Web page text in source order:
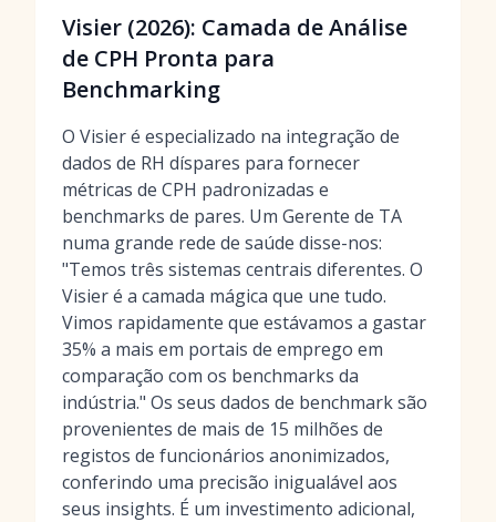
Visier (2026): Camada de Análise
de CPH Pronta para
Benchmarking
O Visier é especializado na integração de
dados de RH díspares para fornecer
métricas de CPH padronizadas e
benchmarks de pares. Um Gerente de TA
numa grande rede de saúde disse-nos:
"Temos três sistemas centrais diferentes. O
Visier é a camada mágica que une tudo.
Vimos rapidamente que estávamos a gastar
35% a mais em portais de emprego em
comparação com os benchmarks da
indústria." Os seus dados de benchmark são
provenientes de mais de 15 milhões de
registos de funcionários anonimizados,
conferindo uma precisão inigualável aos
seus insights. É um investimento adicional,